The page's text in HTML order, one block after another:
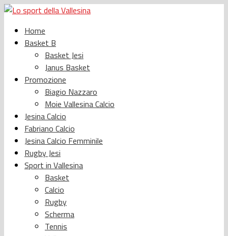
Home
Basket B
Basket Jesi
Janus Basket
Promozione
Biagio Nazzaro
Moie Vallesina Calcio
Jesina Calcio
Fabriano Calcio
Jesina Calcio Femminile
Rugby Jesi
Sport in Vallesina
Basket
Calcio
Rugby
Scherma
Tennis